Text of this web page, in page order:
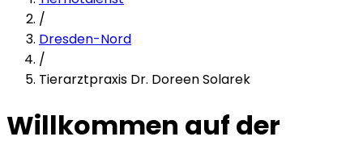
/
Dresden-Nord
/
Tierarztpraxis Dr. Doreen Solarek
Willkommen auf der